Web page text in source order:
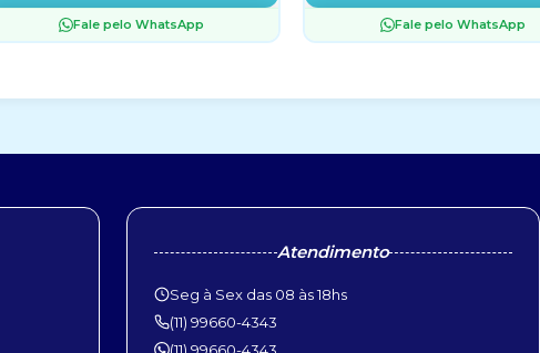
Fale pelo WhatsApp Fale pelo WhatsApp
Atendimento
Seg à Sex das 08 às 18hs
(11) 99660-4343